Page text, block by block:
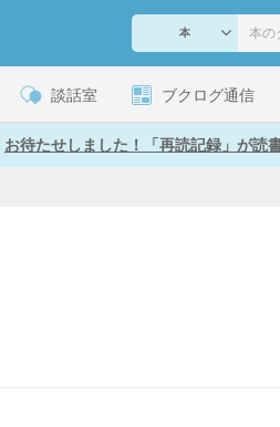
談話室 ブクログ通信
お待たせしました！「再読記録」が読